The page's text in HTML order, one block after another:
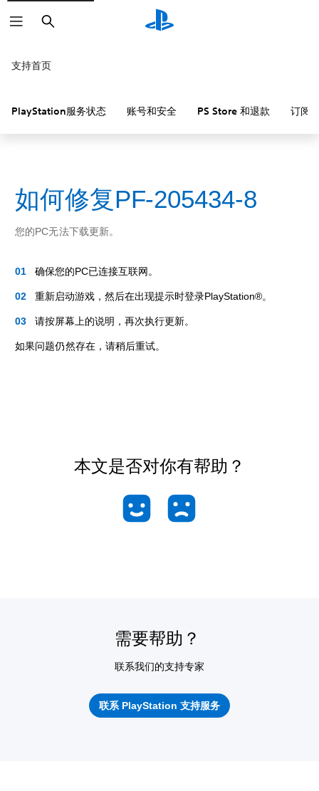
搜
索
支持首页
PlayStation服务状态 账号和安全 PS Store 和退款 订阅
如何修复PF-205434-8
您的PC无法下载更新。
确保您的PC已连接互联网。
重新启动游戏，然后在出现提示时登录PlayStation®。
请按屏幕上的说明，再次执行更新。
如果问题仍然存在，请稍后重试。
本文是否对你有帮助？
需要帮助？
联系我们的支持专家
联系 PlayStation 支持服务